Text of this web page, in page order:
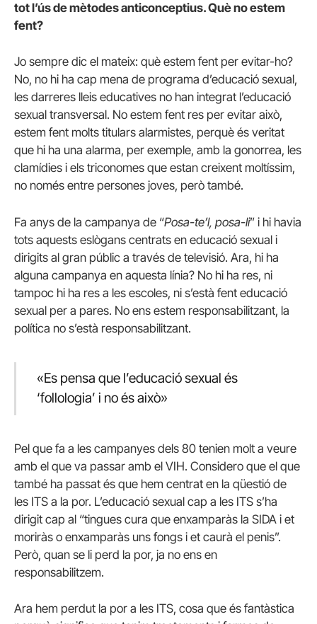
tot l’ús de mètodes anticonceptius. Què no estem
fent?
Jo sempre dic el mateix: què estem fent per evitar-ho?
No, no hi ha cap mena de programa d’educació sexual,
les darreres lleis educatives no han integrat l’educació
sexual transversal. No estem fent res per evitar això,
estem fent molts titulars alarmistes, perquè és veritat
que hi ha una alarma, per exemple, amb la gonorrea, les
clamídies i els triconomes que estan creixent moltíssim,
no només entre persones joves, però també.
Fa anys de la campanya de “Posa-te’l, posa-li” i hi havia
tots aquests eslògans centrats en educació sexual i
dirigits al gran públic a través de televisió. Ara, hi ha
alguna campanya en aquesta línia? No hi ha res, ni
tampoc hi ha res a les escoles, ni s’està fent educació
sexual per a pares. No ens estem responsabilitzant, la
política no s’està responsabilitzant.
«Es pensa que l’educació sexual és
‘follologia’ i no és això»
Pel que fa a les campanyes dels 80 tenien molt a veure
amb el que va passar amb el VIH. Considero que el que
també ha passat és que hem centrat en la qüestió de
les ITS a la por. L’educació sexual cap a les ITS s’ha
dirigit cap al “tingues cura que enxamparàs la SIDA i et
moriràs o enxamparàs uns fongs i et caurà el penis”.
Però, quan se li perd la por, ja no ens en
responsabilitzem.
Ara hem perdut la por a les ITS, cosa que és fantàstica